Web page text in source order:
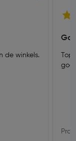
de winkels.
Top spul is weer